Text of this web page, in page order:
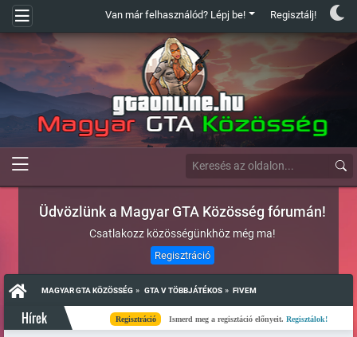
Van már felhasználód? Lépj be! Regisztálj!
Üdvözlünk a Magyar GTA Közösség fórumán!
Csatlakozz közösségünkhöz még ma!
Regisztráció
MAGYAR GTA KÖZÖSSÉG » GTA V TÖBBJÁTÉKOS » FIVEM
Hírek Regisztráció Ismerd meg a regisztáció előnyeit.Regisztálok!